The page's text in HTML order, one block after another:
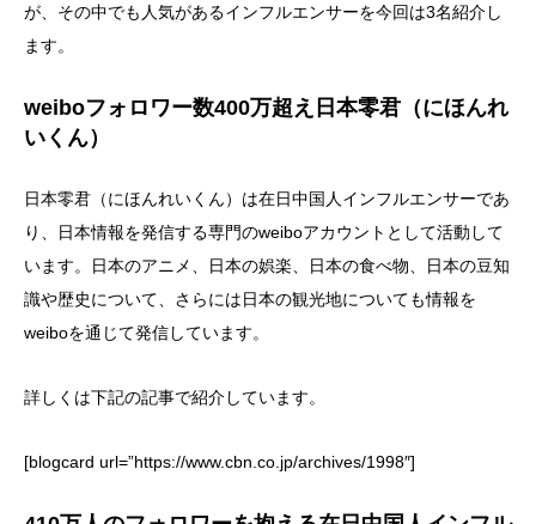
が、その中でも人気があるインフルエンサーを今回は3名紹介し
ます。
weiboフォロワー数400万超え日本零君（にほんれ
いくん）
日本零君（にほんれいくん）は在日中国人インフルエンサーであ
り、日本情報を発信する専門のweiboアカウントとして活動して
います。日本のアニメ、日本の娯楽、日本の食べ物、日本の豆知
識や歴史について、さらには日本の観光地についても情報を
weiboを通じて発信しています。
詳しくは下記の記事で紹介しています。
[blogcard url=”https://www.cbn.co.jp/archives/1998″]